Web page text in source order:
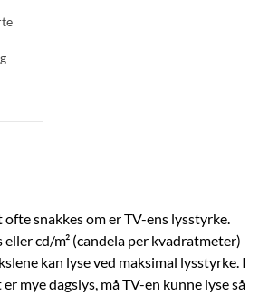
snakkes om er TV-ens lysstyrke.
cd/m² (candela per kvadratmeter)
kan lyse ved maksimal lysstyrke. I
mye dagslys, må TV-en kunne lyse så